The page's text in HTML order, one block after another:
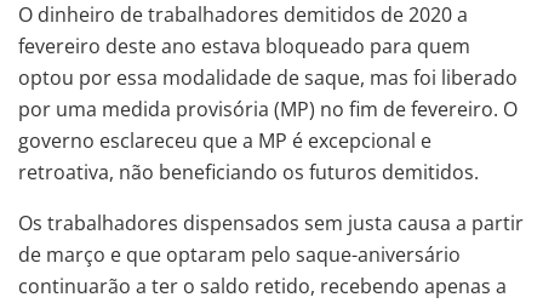
O dinheiro de trabalhadores demitidos de 2020 a
fevereiro deste ano estava bloqueado para quem
optou por essa modalidade de saque, mas foi liberado
por uma medida provisória (MP) no fim de fevereiro. O
governo esclareceu que a MP é excepcional e
retroativa, não beneficiando os futuros demitidos.
Os trabalhadores dispensados sem justa causa a partir
de março e que optaram pelo saque-aniversário
continuarão a ter o saldo retido, recebendo apenas a